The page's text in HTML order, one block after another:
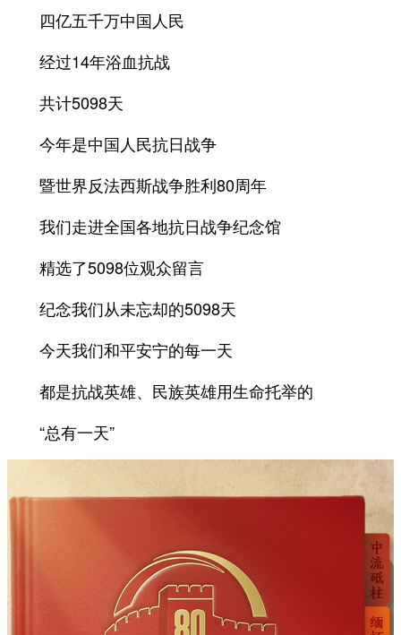
四亿五千万中国人民
经过14年浴血抗战
共计5098天
今年是中国人民抗日战争
暨世界反法西斯战争胜利80周年
我们走进全国各地抗日战争纪念馆
精选了5098位观众留言
纪念我们从未忘却的5098天
今天我们和平安宁的每一天
都是抗战英雄、民族英雄用生命托举的
“总有一天”